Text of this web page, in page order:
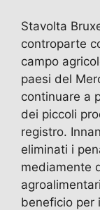
Stavolta
controparte
campo
paesi del
continuare a
dei piccoli
registro.
eliminati i
mediamente
beneficio per